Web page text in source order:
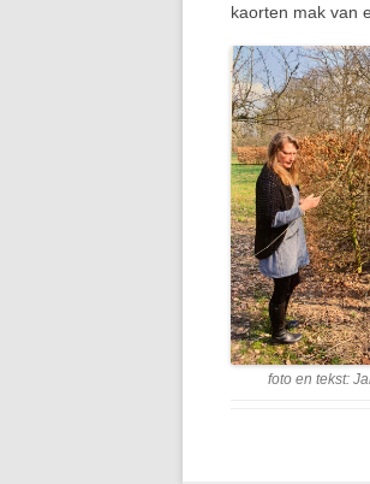
kaorten mak van
foto en tekst: